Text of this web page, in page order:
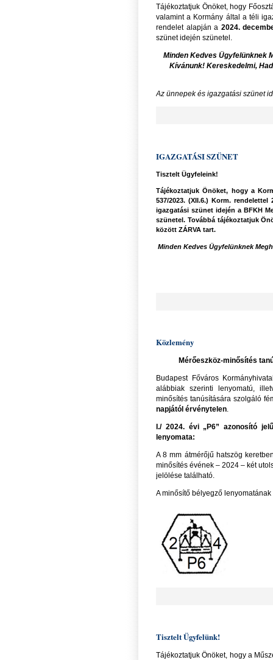
Tájékoztatjuk Önöket, hogy
valamint a Kormány által a téli
rendelet alapján a 2024.
szünet idején szünetel.
Minden Kedves Ügyfelünknek
Kívánunk! Kereskedelmi,
Az ünnepek és igazgatási szünet
IGAZGATÁSI SZÜNET
Tisztelt Ügyfeleink!
Tájékoztatjuk Önöket, hogy a
537/2023. (XII.6.) Korm. rendelettel
igazgatási szünet idején a BFKH
szünetel. Továbbá tájékoztatjuk
között ZÁRVA tart.
Minden Kedves Ügyfelünknek
Közlemény
Mérőeszköz-minősítés
Budapest Főváros
alábbiak szerinti lenyomatú,
minősítés tanúsítására szolgáló
napjától érvénytelen.
I./ 2024. évi „P6” azonosító
lenyomata:
A 8 mm átmérőjű hatszög
minősítés évének – 2024 – két
jelölése található.
A minősítő bélyegző
Tisztelt Ügyfelünk!
Tájékoztatjuk Önöket, hogy a